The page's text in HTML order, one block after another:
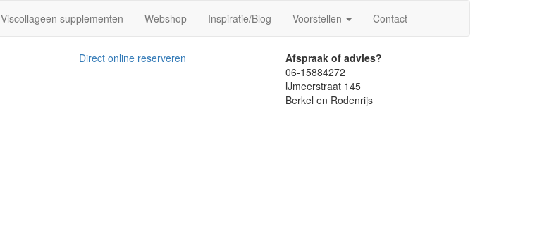
Viscollageen supplementen Webshop Inspiratie/Blog Voorstellen Contact
Direct online reserveren
Afspraak of advies?
06-15884272
IJmeerstraat 145
Berkel en Rodenrijs